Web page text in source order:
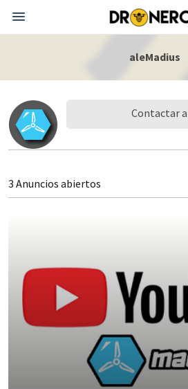
aleMadius
Contactar
3 Anuncios abiertos